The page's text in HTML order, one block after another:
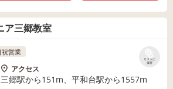
ア三郷教室
リストに
保存
祝営業
アクセス
三郷駅から151m、平和台駅から1557m